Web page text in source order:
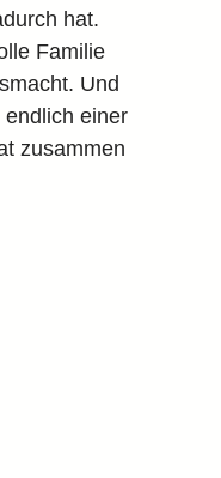
hat.
Familie
Und
endlich einer
zusammen